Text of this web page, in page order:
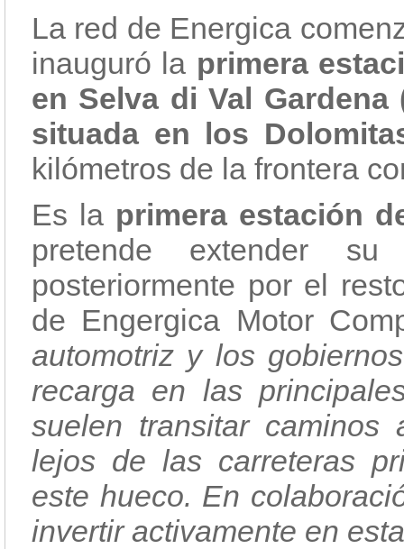
La red de Energica
inauguró la primera
en Selva di Val Gardena
situada en los
kilómetros de la frontera
Es la primera estación
pretende extender
posteriormente por el
de Engergica Motor
automotriz y los
recarga en las
suelen transitar caminos
lejos de las carreteras
este hueco. En
invertir activamente en